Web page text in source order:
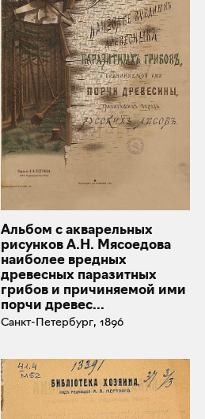
Альбом с акварельных
рисунков А.Н. Мясоедова
наиболее вредных
древесных паразитных
грибов и причиняемой ими
порчи древес...
Санкт-Петербург, 1896